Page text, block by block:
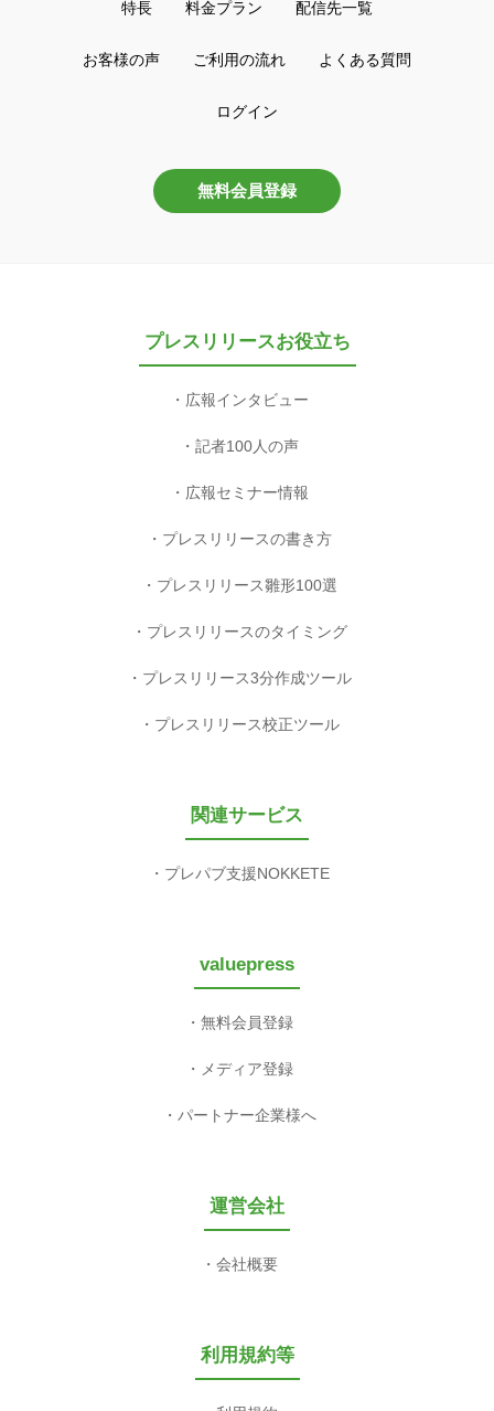
特長 料金プラン 配信先一覧
お客様の声 ご利用の流れ よくある質問
ログイン
無料会員登録
プレスリリースお役立ち
広報インタビュー
記者100人の声
広報セミナー情報
プレスリリースの書き方
プレスリリース雛形100選
プレスリリースのタイミング
プレスリリース3分作成ツール
プレスリリース校正ツール
関連サービス
プレパブ支援NOKKETE
valuepress
無料会員登録
メディア登録
パートナー企業様へ
運営会社
会社概要
利用規約等